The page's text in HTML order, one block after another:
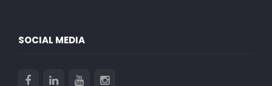
SOCIAL MEDIA